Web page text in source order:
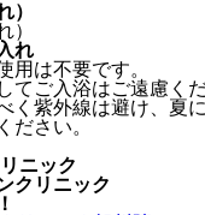
）
）
れ
用は不要です。
てご入浴はご遠慮くだ
く紫外線は避け、夏
ださい。
ニック
クリニック